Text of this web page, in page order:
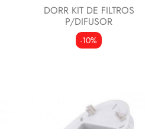
DORR KIT DE FILTROS
P/DIFUSOR
-10%